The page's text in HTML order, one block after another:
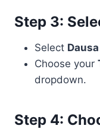
Step 3:
Select Dausa
Choose your
dropdown.
Step 4: